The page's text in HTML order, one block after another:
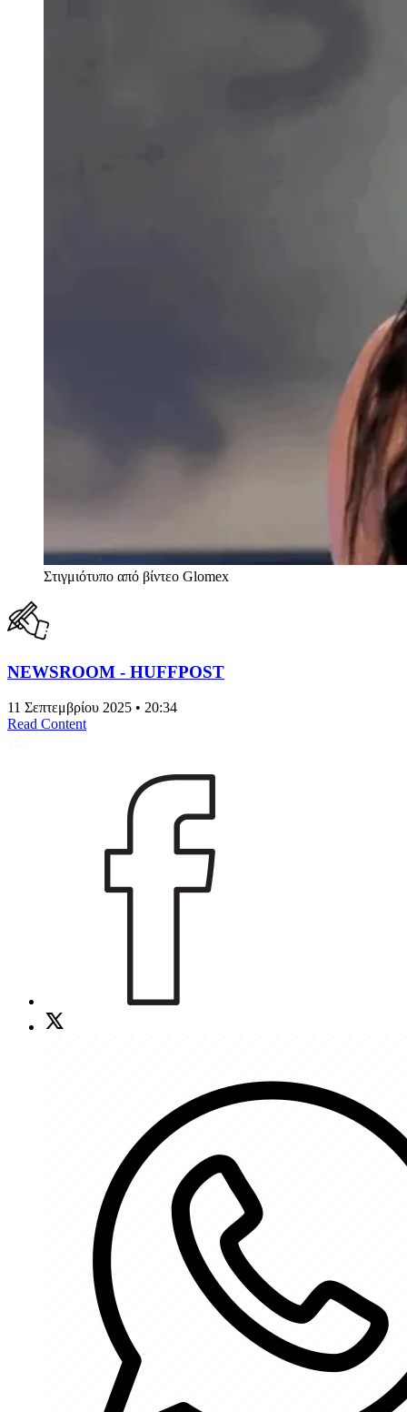
Στιγμιότυπο από βίντεο Glomex
NEWSROOM - HUFFPOST
11 Σεπτεμβρίου 2025 • 20:34
Read Content